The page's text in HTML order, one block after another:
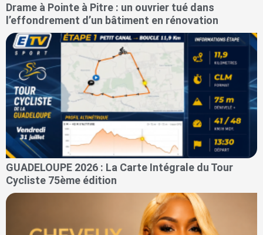
Drame à Pointe à Pitre : un ouvrier tué dans
l’effondrement d’un bâtiment en rénovation
GUADELOUPE 2026 : La Carte Intégrale du Tour
Cycliste 75ème édition